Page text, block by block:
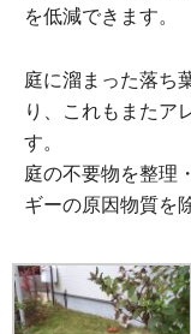
を低減できます。
庭に溜まった落ち
り、これもまたア
す。
庭の不要物を整理
ギーの原因物質を